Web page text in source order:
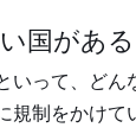
国がある
いって、ど
規制をかけ